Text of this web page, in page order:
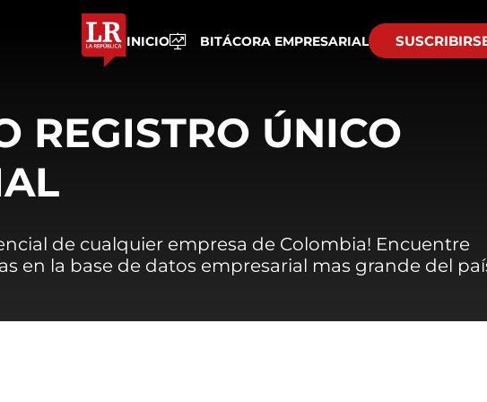
INICIO BITÁCORA EMPRESARIAL
REGISTRO ÚNICO
de cualquier empresa de Colombia! Encuentre
en la base de datos empresarial mas grande del